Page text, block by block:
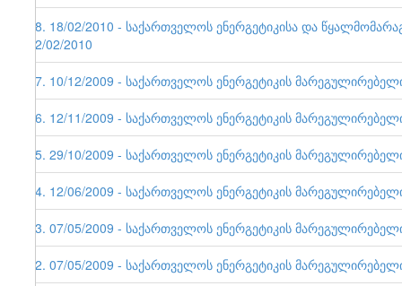
38. 18/02/2010 - საქართველოს ენერგეტიკისა და
22/02/2010
37. 10/12/2009 - საქართველოს ენერგეტიკის
36. 12/11/2009 - საქართველოს ენერგეტიკის
35. 29/10/2009 - საქართველოს ენერგეტიკის
34. 12/06/2009 - საქართველოს ენერგეტიკის
33. 07/05/2009 - საქართველოს ენერგეტიკის
32. 07/05/2009 - საქართველოს ენერგეტიკის